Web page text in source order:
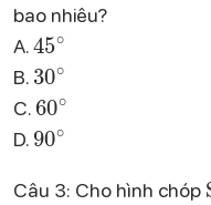
bao nhiêu?
A.
45∘
B.
30∘
C.
60∘
D.
90∘
Câu 3: Cho hình chóp